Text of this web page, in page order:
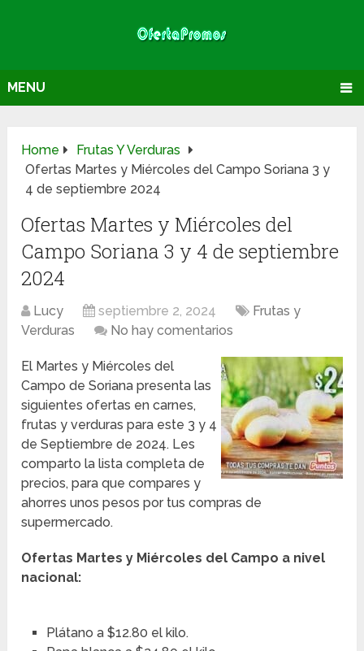
MENU
Home
Frutas Y Verduras
Ofertas Martes y Miércoles del Campo Soriana 3 y
4 de septiembre 2024
Ofertas Martes y Miércoles del
Campo Soriana 3 y 4 de septiembre
2024
Lucy septiembre 2, 2024
Frutas y
Verduras
No hay comentarios
El Martes y Miércoles del
Campo de Soriana presenta las
siguientes ofertas en carnes,
frutas y verduras para este 3 y 4
de Septiembre de 2024. Les
comparto la lista completa de
precios, para que compares y
ahorres unos pesos por tus compras de
supermercado.
Ofertas Martes y Miércoles del Campo a nivel
nacional:
Plátano a $12.80 el kilo.